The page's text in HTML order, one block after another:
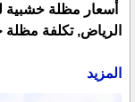
أسعار مظلة خشبية
الرياض, تكلفة
المزيد